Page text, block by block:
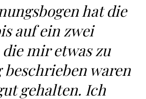
hat die
auf ein zwei
die mir etwas zu
waren
gehalten. Ich